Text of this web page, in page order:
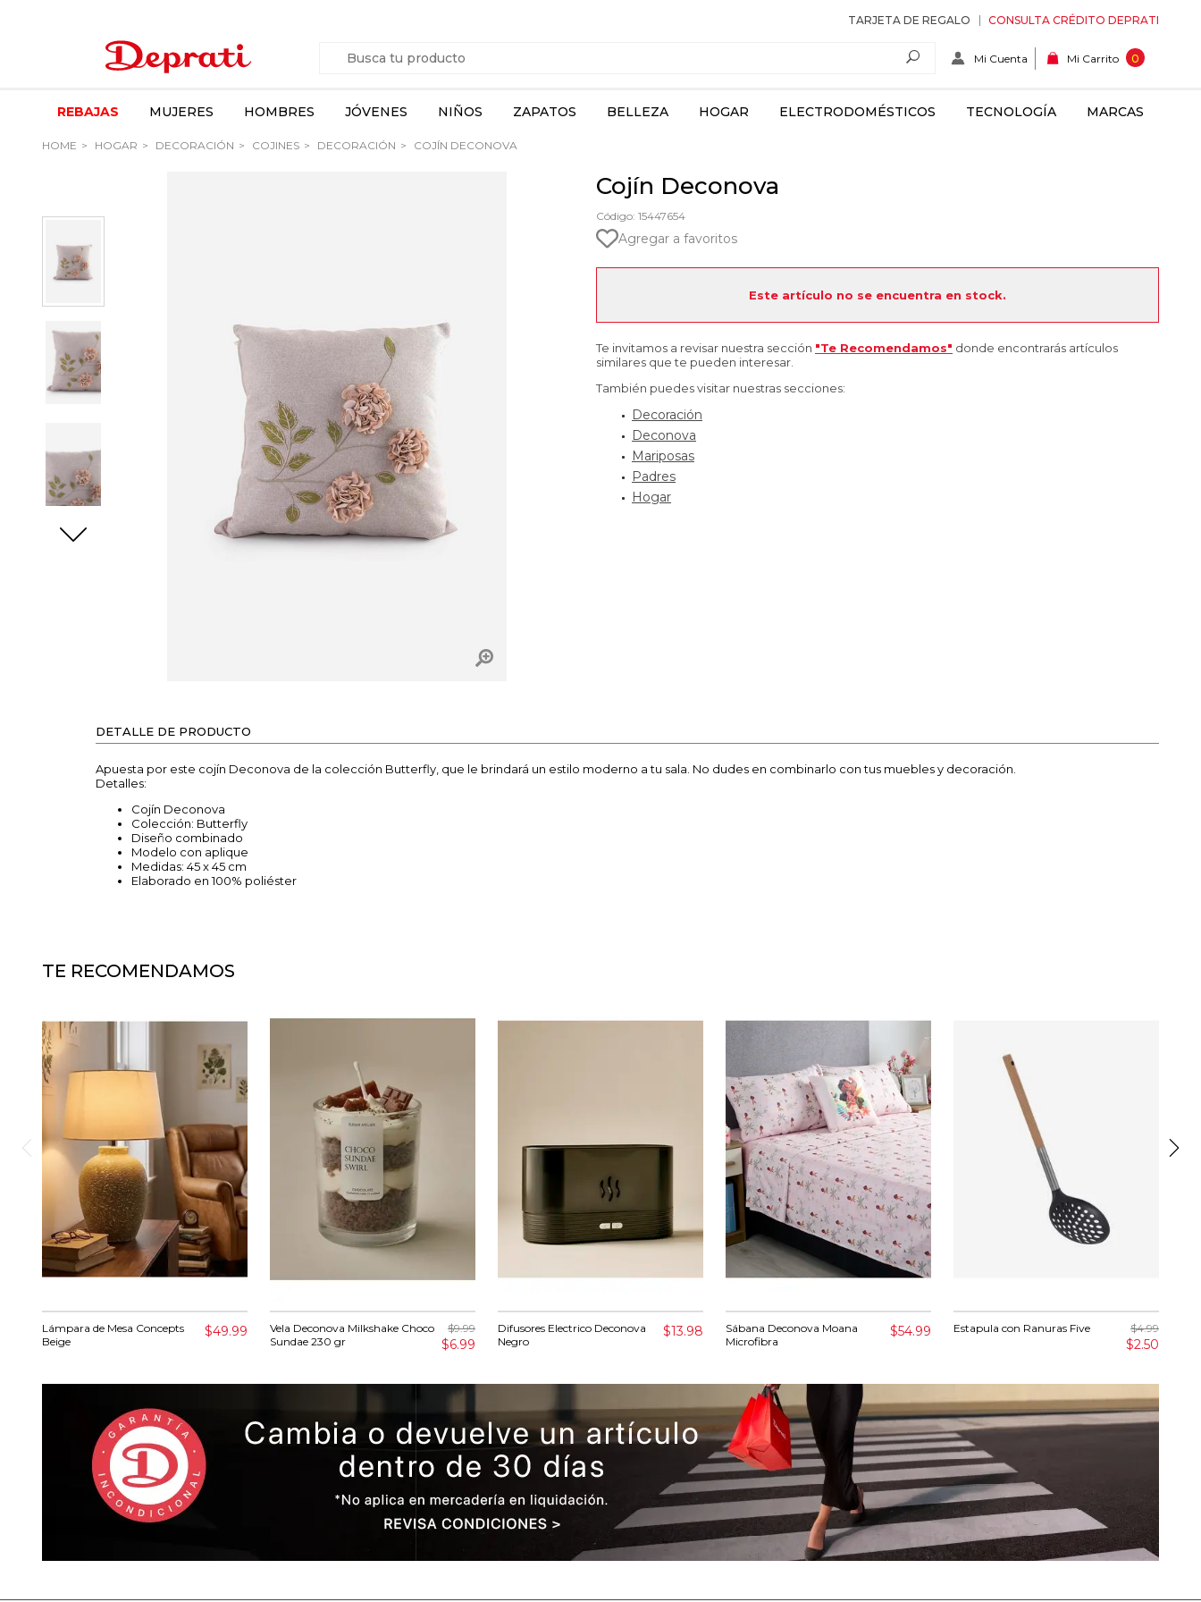
TARJETA DE REGALO CONSULTA CRÉDITO DEPRATI
Mi Cuenta Mi Carrito 0
REBAJAS MUJERES HOMBRES JÓVENES NIÑOS ZAPATOS BELLEZA HOGAR ELECTRODOMÉSTICOS TECNOLOGÍA MARCAS
HOME HOGAR DECORACIÓN COJINES DECORACIÓN COJÍN DECONOVA
Cojín Deconova
Código: 15447654
Agregar a favoritos
Este artículo no se encuentra en stock.
Te invitamos a revisar nuestra sección "Te Recomendamos" donde encontrarás artículos
similares que te pueden interesar.
También puedes visitar nuestras secciones:
Decoración
Deconova
Mariposas
Padres
Hogar
DETALLE DE PRODUCTO
Apuesta por este cojín Deconova de la colección Butterfly, que le brindará un estilo moderno a tu sala. No dudes en combinarlo con tus muebles y decoración.
Detalles:
Cojín Deconova
Colección: Butterfly
Diseño combinado
Modelo con aplique
Medidas: 45 x 45 cm
Elaborado en 100% poliéster
TE RECOMENDAMOS
Lámpara de Mesa Concepts
Beige
$49.99
Vela Deconova Milkshake Choco
Sundae 230 gr
$9.99
$6.99
Difusores Electrico Deconova
Negro
$13.98
Sábana Deconova Moana
Microfibra
$54.99 Estapula con Ranuras Five $4.99
$2.50